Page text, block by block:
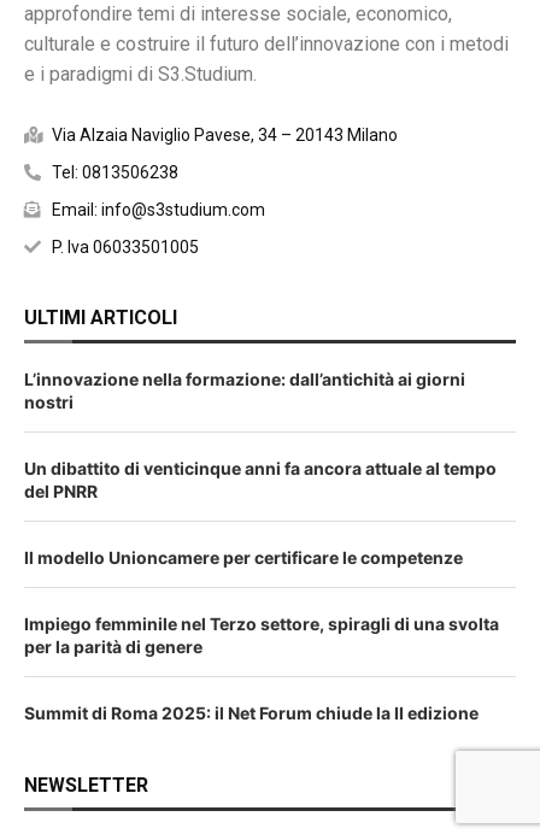
approfondire temi di interesse sociale, economico,
culturale e costruire il futuro dell’innovazione con i metodi
e i paradigmi di S3.Studium.
Via Alzaia Naviglio Pavese, 34 – 20143 Milano
Tel: 0813506238
Email: info@s3studium.com
P. Iva 06033501005
ULTIMI ARTICOLI
L’innovazione nella formazione: dall’antichità ai giorni
nostri
Un dibattito di venticinque anni fa ancora attuale al tempo
del PNRR
Il modello Unioncamere per certificare le competenze
Impiego femminile nel Terzo settore, spiragli di una svolta
per la parità di genere
Summit di Roma 2025: il Net Forum chiude la II edizione
NEWSLETTER